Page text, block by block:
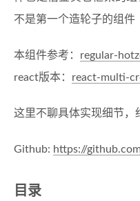
不是第一个造轮子的组件
本组件参考： regular-
react版本： react-multi-
这里不聊具体实现细节，
Github: https://
目录